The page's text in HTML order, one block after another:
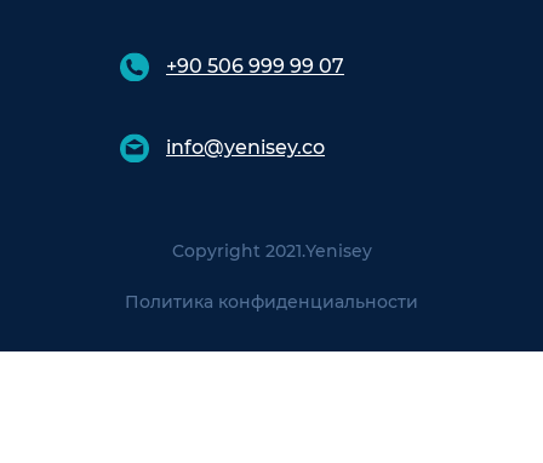
+90 506 999 99 07
info@yenisey.co
Copyright 2021.Yenisey
Политика конфиденциальности